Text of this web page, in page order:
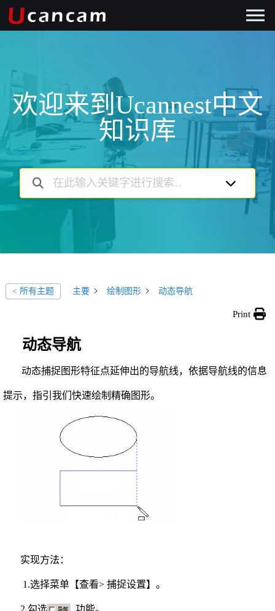
欢迎来到Ucannest中文
知识库
< 所有主题 主要 绘制图形 动态导航
Print
动态导航
动态捕捉图形特征点延伸出的导航线，依据导航线的信息
提示，指引我们快速绘制精确图形。
实现方法：
1.选择菜单【查看> 捕捉设置】。
2.勾选 功能。